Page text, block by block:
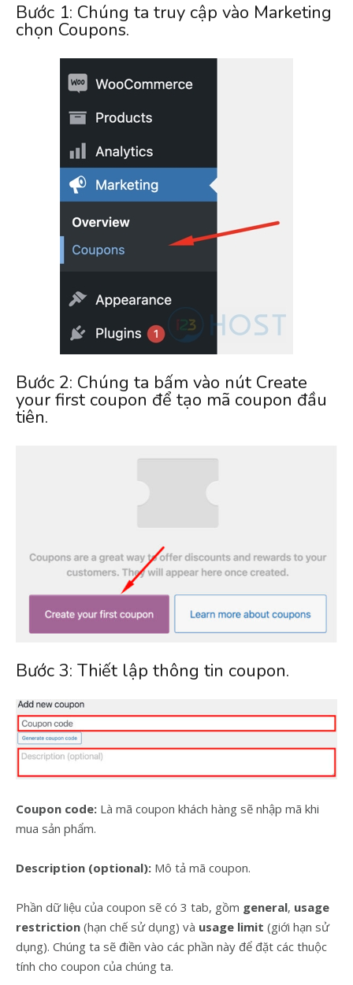
Bước 1: Chúng ta truy cập vào Marketing
chọn Coupons.
Bước 2: Chúng ta bấm vào nút Create
your first coupon để tạo mã coupon đầu
tiên.
Bước 3: Thiết lập thông tin coupon.
Coupon code: Là mã coupon khách hàng sẽ nhập mã khi
mua sản phẩm.
Description (optional): Mô tả mã coupon.
Phần dữ liệu của coupon sẽ có 3 tab, gồm general, usage
restriction (hạn chế sử dụng) và usage limit (giới hạn sử
dụng). Chúng ta sẽ điền vào các phần này để đặt các thuộc
tính cho coupon của chúng ta.